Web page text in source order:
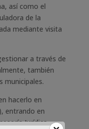
así como el
de la
mediante visita
a través de
también
municipales.
hacerlo en
entrando en
Jurídica-